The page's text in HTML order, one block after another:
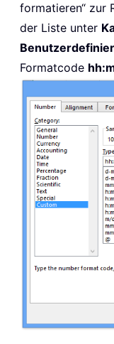
formatieren“ zur
der Liste unter
Formatcode